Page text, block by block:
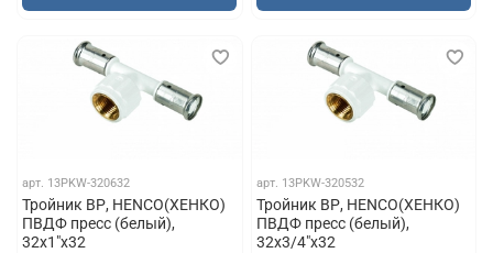
арт. 13PKW-320632
Тройник ВР, HENCO(ХЕНКО)
ПВДФ пресс (белый),
32x1"x32
арт. 13PKW-320532
Тройник ВР, HENCO(ХЕНКО)
ПВДФ пресс (белый),
32x3/4"x32